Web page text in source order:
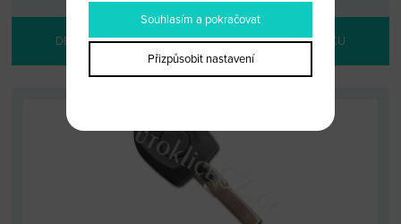
DETAIL PRODUKTU PŘIDAT DO KOŠÍKU
Souhlasím a pokračovat
Přizpůsobit nastavení